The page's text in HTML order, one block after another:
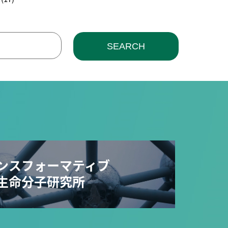
SEARCH
スフォーマティブ
命分子研究所